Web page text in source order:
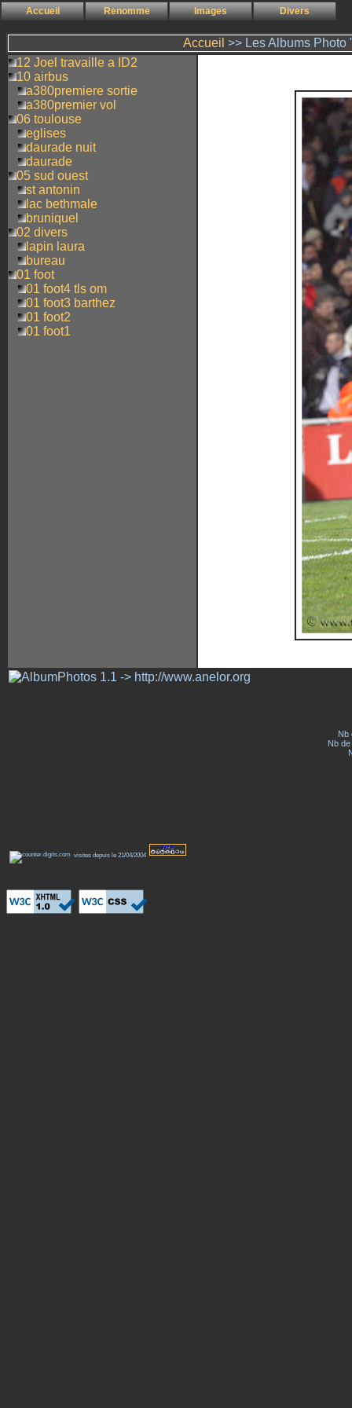
Accueil Renomme Images Divers
Accueil >> Les Albums
12 Joel travaille a ID2
10 airbus
a380premiere sortie
a380premier vol
06 toulouse
eglises
daurade nuit
daurade
05 sud ouest
st antonin
lac bethmale
bruniquel
02 divers
lapin laura
bureau
01 foot
01 foot4 tls om
01 foot3 barthez
01 foot2
01 foot1
Nb
Nb
visites depuis le 21/04/2004